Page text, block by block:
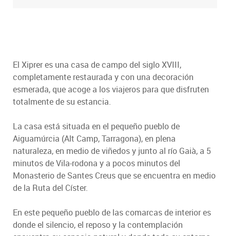
El Xiprer es una casa de campo del siglo XVIII,
completamente restaurada y con una decoración
esmerada, que acoge a los viajeros para que disfruten
totalmente de su estancia.
La casa está situada en el pequeño pueblo de
Aiguamúrcia (Alt Camp, Tarragona), en plena
naturaleza, en medio de viñedos y junto al río Gaià, a 5
minutos de Vila-rodona y a pocos minutos del
Monasterio de Santes Creus que se encuentra en medio
de la Ruta del Císter.
En este pequeño pueblo de las comarcas de interior es
donde el silencio, el reposo y la contemplación